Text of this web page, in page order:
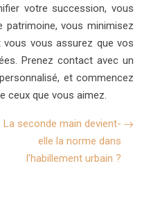
votre succession, vous
vous minimisez
vous assurez que vos
Prenez contact avec un
et commencez
ceux que vous aimez.
La seconde main devient-
elle la norme dans
l’habillement urbain ?